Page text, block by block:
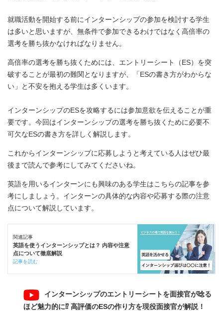
就職活動を開始する前にインターンシップの参加を検討する学生
は多いと思いますが、無条件で参加できるわけではなく高倍率の
選考を勝ち抜かなければなりません。
高倍率の選考を勝ち抜くためには、エントリーシート（ES）を突
破することが最初の難関となりますが、「ESの書き方がわからな
い」と不安を抱える学生は多くいます。
インターンシップのESを攻略するには参加意欲を伝えることが重
要です。今回はインターンシップの選考を勝ち抜くために必要不
可欠なESの書き方を詳しく解説します。
これからインターンシップに応募しようと考えている人はぜひ最
後まで読んで参考にしてみてくださいね。
英語を用いるインターンにも興味のある学生はこちらの記事を参
考にしましょう。インターンの具体的な内容や応募する際の注意
点について解説しています。
関連記事
英語を使うインターンシップとは？ 内容や注意
点について徹底解説
記事を読む
インターンシップのエントリーシートを面接官が唸る
ほど魅力的に⁉ 高評価のESの作り方を現役面接官が解説！